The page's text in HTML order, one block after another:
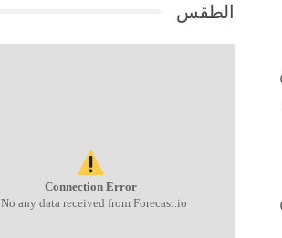
الطقس
Connection Error
No any data received from Forecast.io!.